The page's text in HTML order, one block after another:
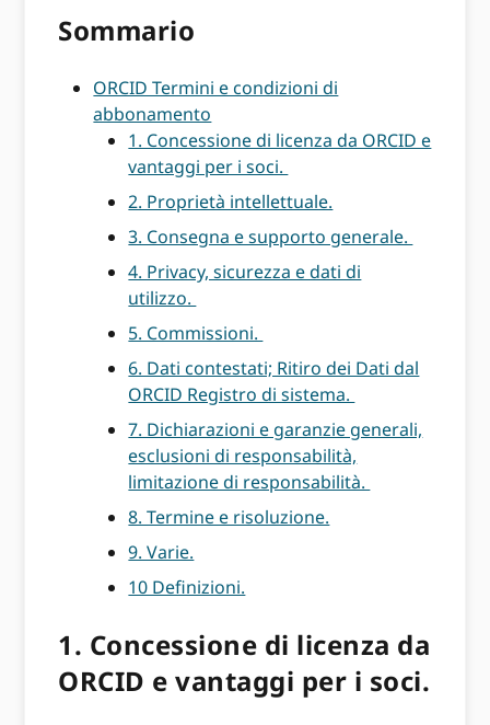
Sommario
ORCID Termini e condizioni di
abbonamento
1. Concessione di licenza da ORCID e
vantaggi per i soci.
2. Proprietà intellettuale.
3. Consegna e supporto generale.
4. Privacy, sicurezza e dati di
utilizzo.
5. Commissioni.
6. Dati contestati; Ritiro dei Dati dal
ORCID Registro di sistema.
7. Dichiarazioni e garanzie generali,
esclusioni di responsabilità,
limitazione di responsabilità.
8. Termine e risoluzione.
9. Varie.
10 Definizioni.
1. Concessione di licenza da
ORCID e vantaggi per i soci.